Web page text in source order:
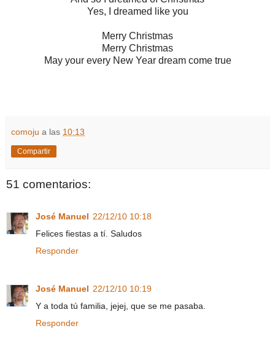
Yes, I dreamed like you
Merry Christmas
Merry Christmas
May your every New Year dream come true
comoju a las 10:13
Compartir
51 comentarios:
José Manuel 22/12/10 10:18
Felices fiestas a tí. Saludos
Responder
José Manuel 22/12/10 10:19
Y a toda tú familia, jejej, que se me pasaba.
Responder